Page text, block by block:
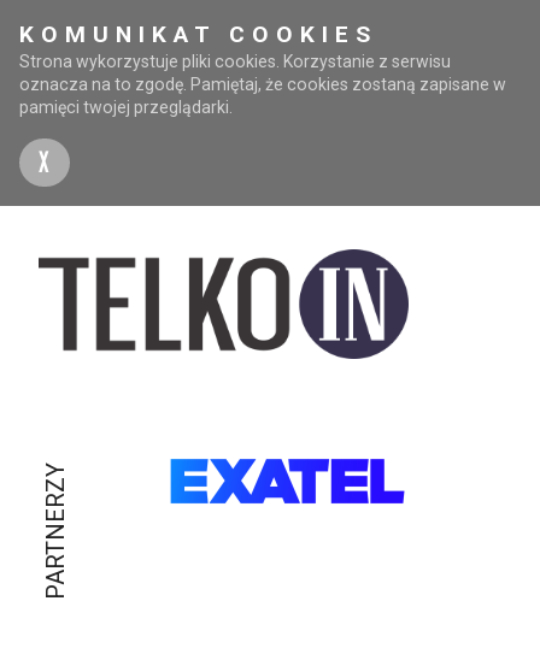
KOMUNIKAT COOKIES
Strona wykorzystuje pliki cookies. Korzystanie z serwisu
oznacza na to zgodę. Pamiętaj, że cookies zostaną zapisane w
pamięci twojej przeglądarki.
X
PARTNERZY